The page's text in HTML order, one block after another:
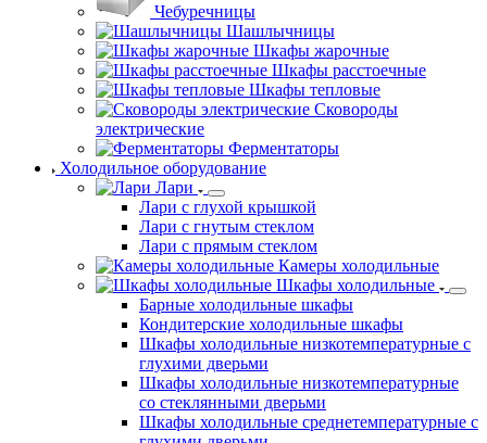
Чебуречницы
Шашлычницы
Шкафы жарочные
Шкафы расстоечные
Шкафы тепловые
Сковороды
электрические
Ферментаторы
Холодильное оборудование
Лари
Лари с глухой крышкой
Лари с гнутым стеклом
Лари с прямым стеклом
Камеры холодильные
Шкафы холодильные
Барные холодильные шкафы
Кондитерские холодильные шкафы
Шкафы холодильные низкотемпературные с
глухими дверьми
Шкафы холодильные низкотемпературные
со стеклянными дверьми
Шкафы холодильные среднетемпературные с